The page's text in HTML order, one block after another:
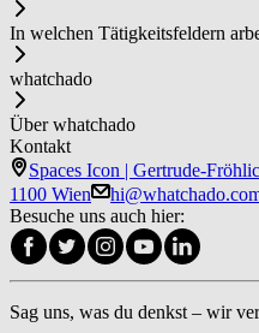
In welchen Tätigkeitsfeldern
whatchado
Über whatchado
Kontakt
Spaces Icon | Gertrude-
1100 Wien
Besuche uns auch hier:
Sag uns, was du denkst – wir